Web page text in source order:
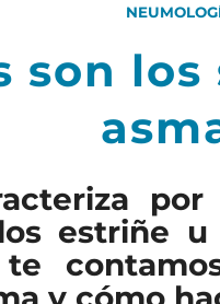
son
estriñe u
te